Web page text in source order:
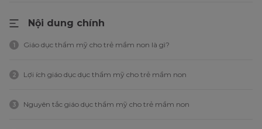
Nội dung chính
1 Giáo dục thẩm mỹ cho trẻ mầm non là gì?
2 Lợi ích giáo dục dục thẩm mỹ cho trẻ mầm non
3 Nguyên tắc giáo dục thẩm mỹ cho trẻ mầm non